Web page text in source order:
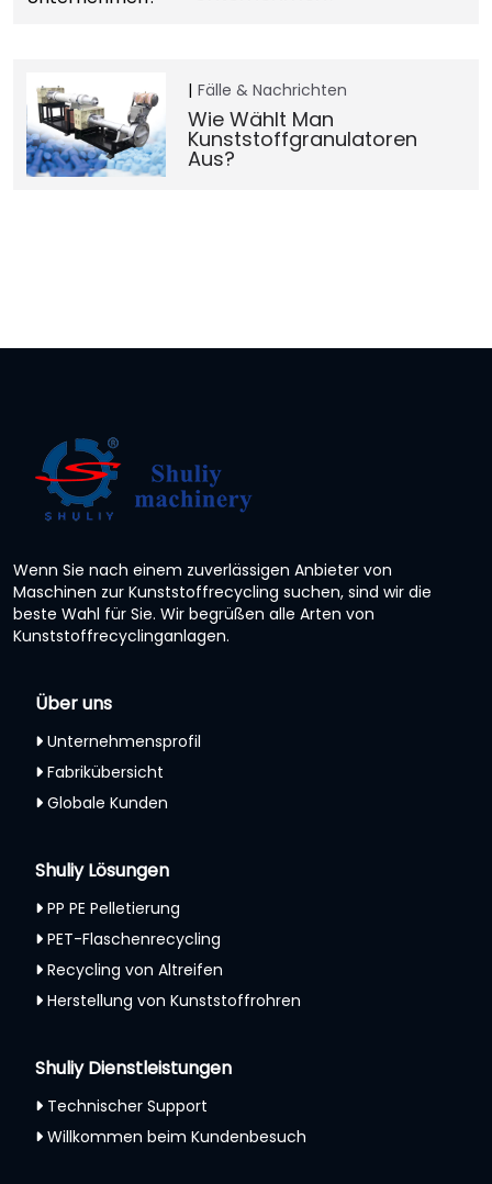
Fälle & Nachrichten
Wie Wählt Man
Kunststoffgranulatoren
Aus?
Wenn Sie nach einem zuverlässigen Anbieter von
Maschinen zur Kunststoffrecycling suchen, sind wir die
beste Wahl für Sie. Wir begrüßen alle Arten von
Kunststoffrecyclinganlagen.
Über uns
Unternehmensprofil
Fabrikübersicht
Globale Kunden
Shuliy Lösungen
PP PE Pelletierung
PET-Flaschenrecycling
Recycling von Altreifen
Herstellung von Kunststoffrohren
Shuliy Dienstleistungen
Technischer Support
Willkommen beim Kundenbesuch